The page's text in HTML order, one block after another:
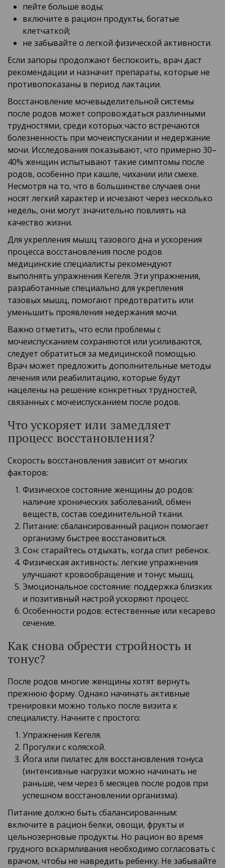
пейте больше воды;
включите в рацион продукты, богатые
клетчаткой;
не забывайте о легкой физической активности.
Если запоры продолжают беспокоить, врач даст
рекомендации и назначит препараты, которые не
противопоказаны в период лактации.
Восстановление мочевыделительной системы
после родов может сопровождаться различными
трудностями, среди которых часто встречаются
болезненность при мочеиспускании и недержание
мочи. Исследования показывают, что примерно 30–
40% женщин испытывают такие симптомы после
родов, особенно при кашле, чихании или смехе.
Несмотря на то, что в большинстве случаев они
носят легкий характер и исчезают через несколько
недель, они могут значительно повлиять на
качество жизни.
Для укрепления мышц тазового дна и ускорения
процесса восстановления после родов
медицинские специалисты рекомендуют
выполнять упражнения Кегеля. Эти упражнения,
разработанные специально для укрепления
тазовых мышц, помогают предотвратить или
уменьшить проявления недержания мочи.
Важно отметить, что если проблемы с
мочеиспусканием сохраняются или усиливаются,
следует обратиться за медицинской помощью.
Врач может предложить дополнительные методы
лечения или реабилитацию, которые будут
нацелены на решение конкретных трудностей,
связанных с мочеиспусканием после родов.
Что ускоряет или замедляет
процесс восстановления?
Скорость восстановления зависит от многих
факторов:
Физическое состояние женщины до родов:
наличие хронических заболеваний, обмен
веществ, состав соединительной ткани.
Питание: сбалансированный рацион помогает
организму быстрее восстановиться.
Сон: старайтесь отдыхать, когда спит ребенок.
Физическая активность: легкие упражнения
улучшают кровообращение и тонус мышц.
Эмоциональное состояние: поддержка близких
и позитивный настрой ускоряют процесс.
Особенности родов: естественные или кесарево
сечение.
Как снова обрести стройность и
тонус?
После родов многие женщины хотят вернуть
прежнюю форму. Однако начинать активные
тренировки можно только после визита к
специалисту. Начните с простого:
Упражнения Кегеля.
Прогулки с коляской.
Йога или пилатес для восстановления тонуса
(интенсивные нагрузки можно начинать не
раньше, чем через 6 месяцев после родов при
успешном восстановлении организма).
Питание должно быть сбалансированным:
включите в рацион белки, овощи, фрукты и
цельнозерновые продукты. Но рацион во время
грудного вскармливания необходимо согласовать с
врачом, чтобы не навредить ребенку. Не забывайте